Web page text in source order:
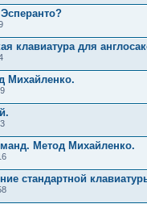
клавиатура для
Михайленко.
Метод Михайленко.
стандартной